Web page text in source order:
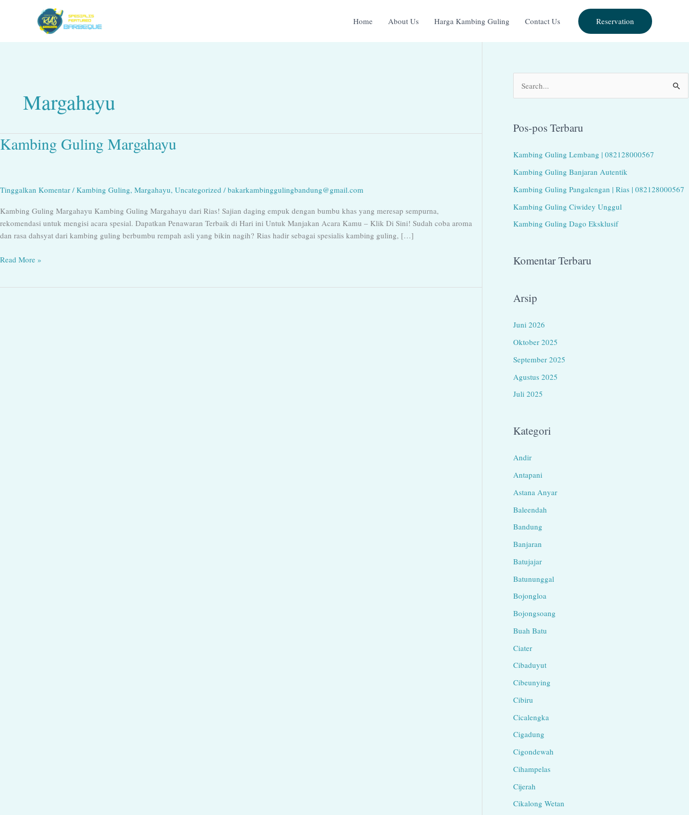
Home About Us Harga Kambing Guling Contact Us Reservation
Margahayu
Kambing Guling Margahayu
Tinggalkan Komentar /Kambing Guling, Margahayu, Uncategorized /bakarkambinggulingbandung@gmail.com
Kambing Guling Margahayu Kambing Guling Margahayu dari Rias! Sajian daging empuk dengan bumbu khas yang meresap sempurna,
rekomendasi untuk mengisi acara spesial. Dapatkan Penawaran Terbaik di Hari ini Untuk Manjakan Acara Kamu – Klik Di Sini! Sudah coba aroma
dan rasa dahsyat dari kambing guling berbumbu rempah asli yang bikin nagih? Rias hadir sebagai spesialis kambing guling, […]
Kambing
Guling
Read More »
i
u
k
:
Pos-pos Terbaru
Kambing Guling Lembang | 082128000567
Kambing Guling Banjaran Autentik
Kambing Guling Pangalengan | Rias | 082128000567
Kambing Guling Ciwidey Unggul
Kambing Guling Dago Eksklusif
Komentar Terbaru
Arsip
Juni 2026
Oktober 2025
September 2025
Agustus 2025
Juli 2025
Kategori
Andir
Antapani
Astana Anyar
Baleendah
Bandung
Banjaran
Batujajar
Batununggal
Bojongloa
Bojongsoang
Buah Batu
Ciater
Cibaduyut
Cibeunying
Cibiru
Cicalengka
Cigadung
Cigondewah
Cihampelas
Cijerah
Cikalong Wetan